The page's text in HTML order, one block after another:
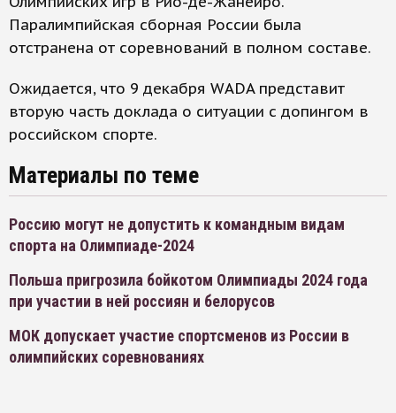
Паралимпийская сборная России была
отстранена от соревнований в полном составе.
Ожидается, что 9 декабря WADA представит
вторую часть доклада о ситуации с допингом в
российском спорте.
Материалы по теме
Россию могут не допустить к командным видам
спорта на Олимпиаде-2024
Польша пригрозила бойкотом Олимпиады 2024 года
при участии в ней россиян и белорусов
МОК допускает участие спортсменов из России в
олимпийских соревнованиях